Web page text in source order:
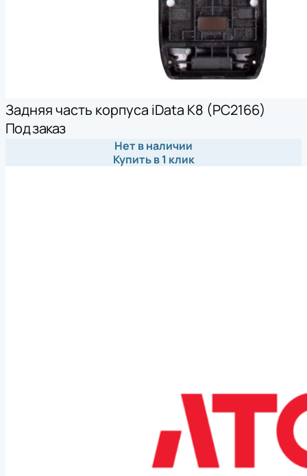
Задняя часть корпуса iData K8 (PC2166)
Под заказ
Нет в наличии
Купить в 1 клик